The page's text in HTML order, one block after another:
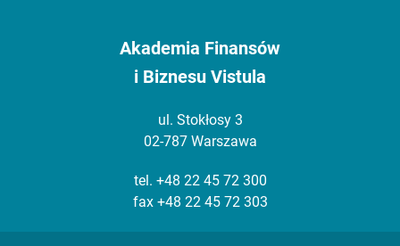
Akademia Finansów
i Biznesu Vistula
ul. Stokłosy 3
02-787 Warszawa
tel. +48 22 45 72 300
fax +48 22 45 72 303